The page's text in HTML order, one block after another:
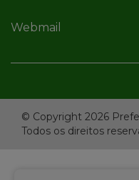
Webmail
© Copyright 2026
Todos os direitos